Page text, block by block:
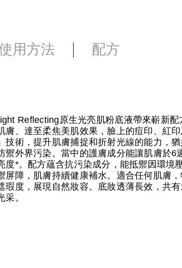
用方法 配方
Reflecting原生光亮肌粉底液帶來嶄新配
、達至柔焦美肌效果，臉上的痘印、紅
術，提升肌膚捕捉和折射光線的能力，
外界污染。當中的護膚成分能讓肌膚於6
度*。配方蘊含抗污染成分，能抵禦因環境
屏障，肌膚持續健康補水。適合任何肌膚
瑕度，展現自然妝容。底妝透薄長效，共
。